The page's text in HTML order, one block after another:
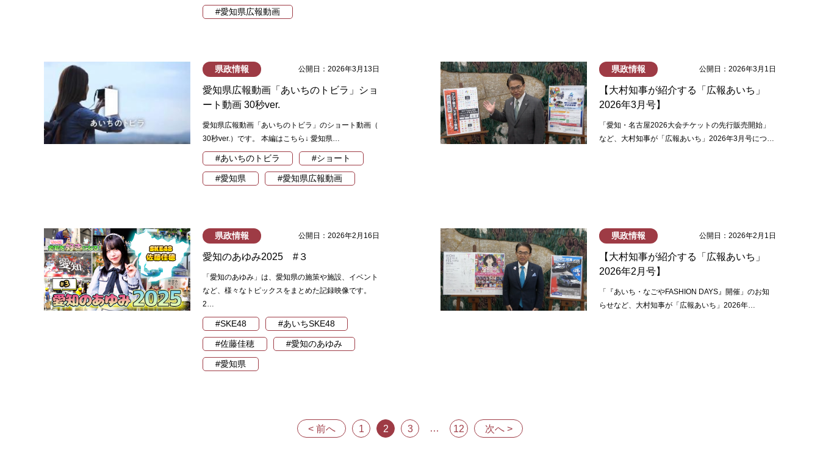
#愛知県広報動画
県政情報 公開日：2026年3月13日
愛知県広報動画「あいちのトビラ」ショ
ート動画 30秒ver.
愛知県広報動画「あいちのトビラ」のショート動画（
30秒ver.）です。 本編はこちら↓ 愛知県…
#あいちのトビラ #ショート
#愛知県 #愛知県広報動画
県政情報 公開日：2026年3月1日
【大村知事が紹介する「広報あいち」
2026年3月号】
「愛知・名古屋2026大会チケットの先行販売開始」
など、大村知事が「広報あいち」2026年3月号につ…
県政情報 公開日：2026年2月16日
愛知のあゆみ2025 #３
「愛知のあゆみ」は、愛知県の施策や施設、イベント
など、様々なトピックスをまとめた記録映像です。
2…
#SKE48 #あいちSKE48
#佐藤佳穂 #愛知のあゆみ
#愛知県
県政情報 公開日：2026年2月1日
【大村知事が紹介する「広報あいち」
2026年2月号】
「『あいち・なごやFASHION DAYS』開催」のお知
らせなど、大村知事が「広報あいち」2026年…
< 前へ 1 2 3 … 12 次へ >